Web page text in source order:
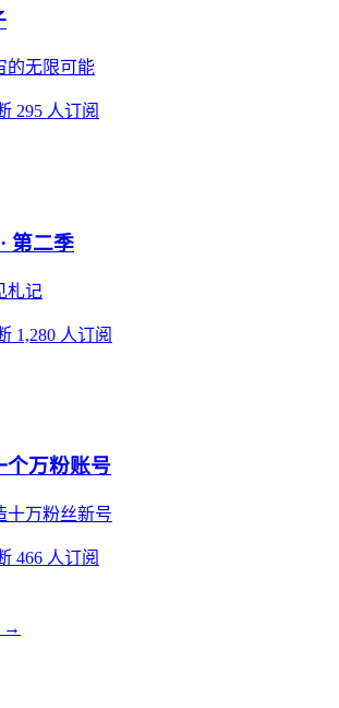
的无限可能
295 人订阅
第二季
札记
1,280 人订阅
个万粉账号
十万粉丝新号
466 人订阅
→